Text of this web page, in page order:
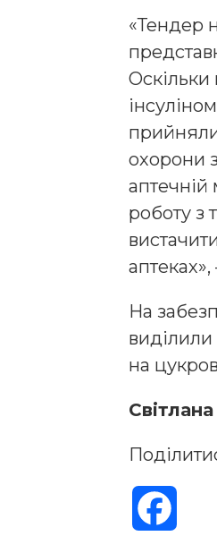
«Тендер
охорони
роботу з
На
виділили
на